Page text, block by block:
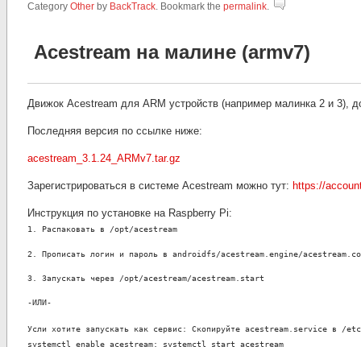
Category Other by BackTrack. Bookmark the permalink.
Acestream на малине (armv7)
Движок Acestream для ARM устройств (например малинка 2 и 3),
Последняя версия по ссылке ниже:
acestream_3.1.24_ARMv7.tar.gz
Зарегистрироваться в системе Acestream можно тут: https://
Инструкция по установке на Raspberry Pi:
1. Распаковать в /opt/acestream
2. Прописать логин и пароль в androidfs/acestream.engine/
3. Запускать через /opt/acestream/acestream.start
-ИЛИ-
Усли хотите запускать как сервис:
Скопируйте acestream.service в /
systemctl enable acestream; systemctl start acestream